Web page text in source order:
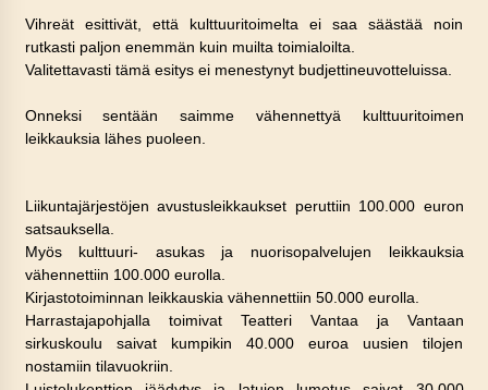
Vihreät esittivät, että kulttuuritoimelta ei saa säästää noin
rutkasti paljon enemmän kuin muilta toimialoilta.
Valitettavasti tämä esitys ei menestynyt budjettineuvotteluissa.
Onneksi sentään saimme vähennettyä kulttuuritoimen
leikkauksia lähes puoleen.
Liikuntajärjestöjen avustusleikkaukset peruttiin 100.000 euron
satsauksella.
Myös kulttuuri- asukas ja nuorisopalvelujen leikkauksia
vähennettiin 100.000 eurolla.
Kirjastotoiminnan leikkauskia vähennettiin 50.000 eurolla.
Harrastajapohjalla toimivat Teatteri Vantaa ja Vantaan
sirkuskoulu saivat kumpikin 40.000 euroa uusien tilojen
nostamiin tilavuokriin.